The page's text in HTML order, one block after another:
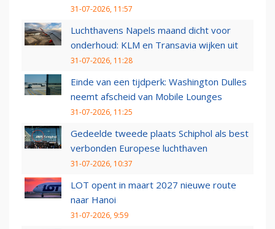
31-07-2026, 11:57
Luchthavens Napels maand dicht voor
onderhoud: KLM en Transavia wijken uit
31-07-2026, 11:28
Einde van een tijdperk: Washington Dulles
neemt afscheid van Mobile Lounges
31-07-2026, 11:25
Gedeelde tweede plaats Schiphol als best
verbonden Europese luchthaven
31-07-2026, 10:37
LOT opent in maart 2027 nieuwe route
naar Hanoi
31-07-2026, 9:59